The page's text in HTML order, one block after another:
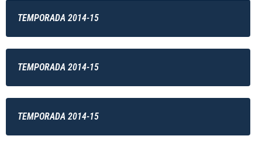
TEMPORADA 2014-15
TEMPORADA 2014-15
TEMPORADA 2014-15